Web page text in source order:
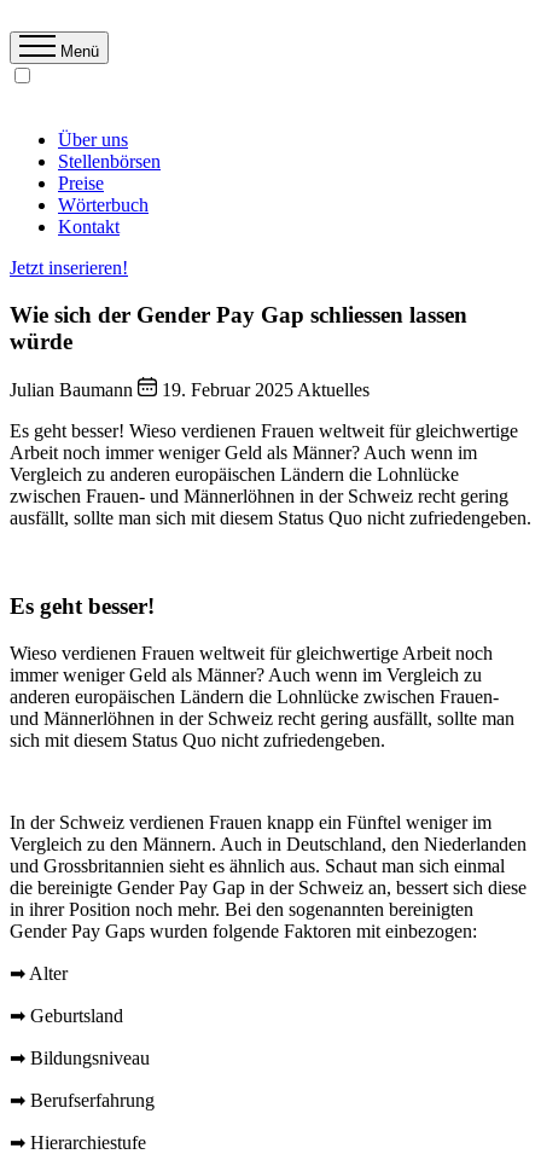
Menü
Über uns
Stellenbörsen
Preise
Wörterbuch
Kontakt
Jetzt inserieren!
Wie sich der Gender Pay Gap schliessen lassen
würde
Julian Baumann 19. Februar 2025Aktuelles
Es geht besser! Wieso verdienen Frauen weltweit für gleichwertige
Arbeit noch immer weniger Geld als Männer? Auch wenn im
Vergleich zu anderen europäischen Ländern die Lohnlücke
zwischen Frauen- und Männerlöhnen in der Schweiz recht gering
ausfällt, sollte man sich mit diesem Status Quo nicht zufriedengeben.
Es geht besser!
Wieso verdienen Frauen weltweit für gleichwertige Arbeit noch
immer weniger Geld als Männer? Auch wenn im Vergleich zu
anderen europäischen Ländern die Lohnlücke zwischen Frauen-
und Männerlöhnen in der Schweiz recht gering ausfällt, sollte man
sich mit diesem Status Quo nicht zufriedengeben.
In der Schweiz verdienen Frauen knapp ein Fünftel weniger im
Vergleich zu den Männern. Auch in Deutschland, den Niederlanden
und Grossbritannien sieht es ähnlich aus. Schaut man sich einmal
die bereinigte Gender Pay Gap in der Schweiz an, bessert sich diese
in ihrer Position noch mehr. Bei den sogenannten bereinigten
Gender Pay Gaps wurden folgende Faktoren mit einbezogen:
➡ Alter
➡ Geburtsland
➡ Bildungsniveau
➡ Berufserfahrung
➡ Hierarchiestufe